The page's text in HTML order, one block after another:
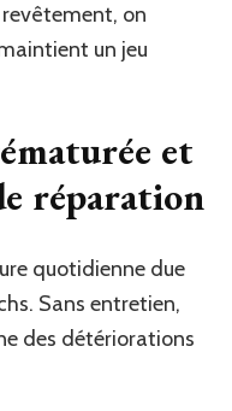
on
un jeu
et
réparation
quotidienne due
Sans entretien,
des détériorations